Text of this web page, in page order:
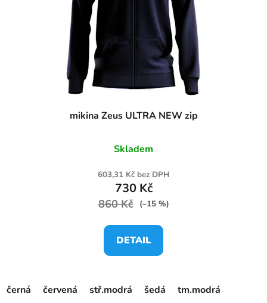
mikina Zeus ULTRA NEW zip
Skladem
603,31 Kč bez DPH
730 Kč
860 Kč (–15 %)
DETAIL
černá červená stř.modrá šedá tm.modrá